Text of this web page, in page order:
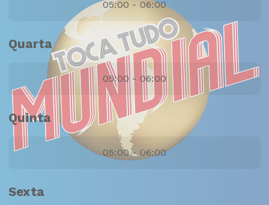
05:00 - 06:00
Quarta
05:00 - 06:00
Quinta
05:00 - 06:00
Sexta